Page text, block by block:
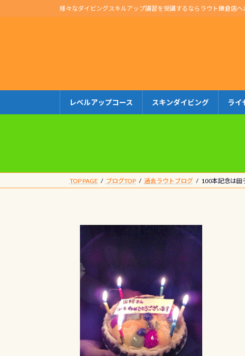
ン
キ
プ
ビ
に
動
様々なダイビングスキルアップ講習を受講するならラウト鎌倉店
レベルアップコース スキンダイビング ライ
TOP PAGE ブログTOP 過去ラウトブログ 100本記念は田